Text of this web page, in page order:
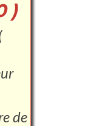
)
de